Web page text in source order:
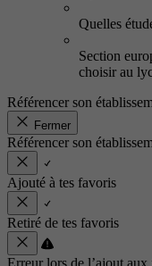
Quelles
Section
choisir au
Référencer son
Fermer
Référencer son
Ajouté à tes favoris
Retiré de tes favoris
Erreur lors de l’ajout aux